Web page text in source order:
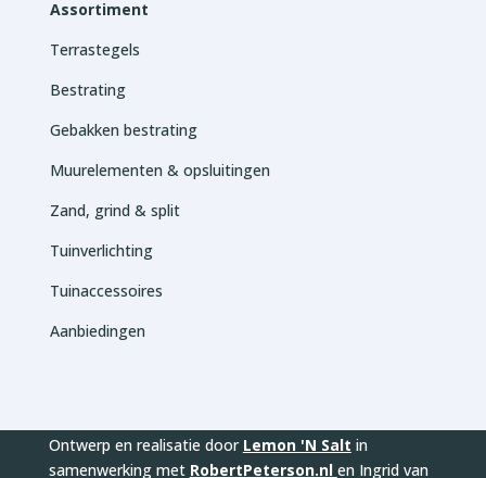
Assortiment
Terrastegels
Bestrating
Gebakken bestrating
Muurelementen & opsluitingen
Zand, grind & split
Tuinverlichting
Tuinaccessoires
Aanbiedingen
Ontwerp en realisatie door Lemon 'N Salt in
samenwerking met RobertPeterson.nl en Ingrid van